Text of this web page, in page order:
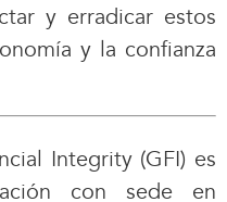
y erradicar estos
y la confianza
Integrity (GFI) es
con sede en